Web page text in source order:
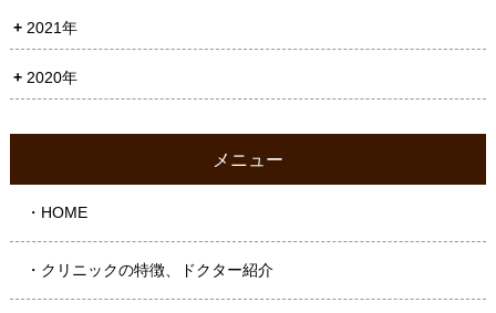
2021年
2020年
メニュー
・HOME
・クリニックの特徴、ドクター紹介